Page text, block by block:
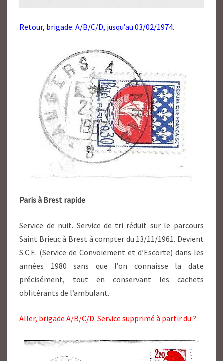
Retour, brigade: A/B/C/D, jusqu’au 03/02/1974.
Paris à Brest rapide
Service de nuit. Service de tri réduit sur le parcours
Saint Brieuc à Brest à compter du 13/11/1961. Devient
S.C.E. (Service de Convoiement et d’Escorte) dans les
années 1980 sans que l’on connaisse la date
précisément, tout en conservant les cachets
oblitérants de l’ambulant.
Aller, brigade A/B/C/D. Service supprimé à partir du ?.